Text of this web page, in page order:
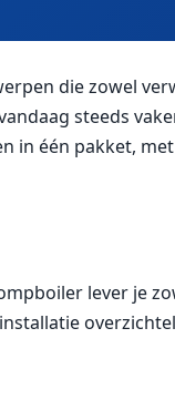
die zowel
steeds
in één pakket,
lever je